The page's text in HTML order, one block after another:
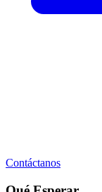
Contáctanos